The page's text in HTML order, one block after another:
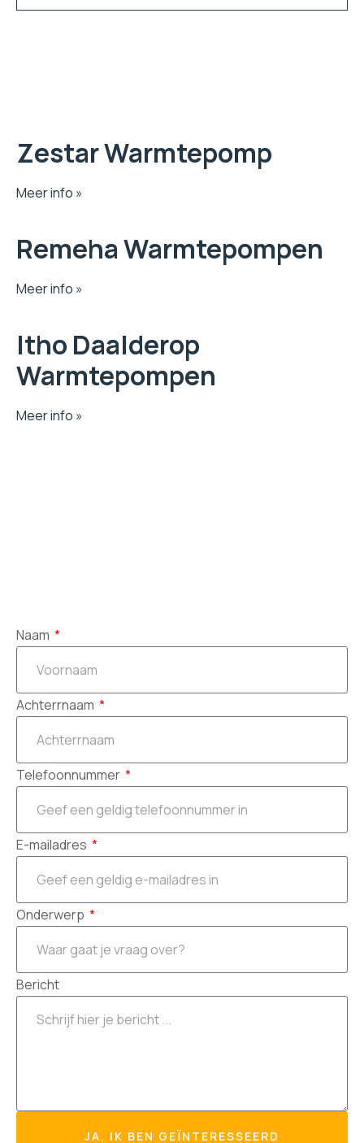
Zestar Warmtepomp
Meer info »
Remeha Warmtepompen
Meer info »
Itho Daalderop
Warmtepompen
Meer info »
Naam
Achterrnaam
Telefoonnummer
E-mailadres
Onderwerp
Bericht
JA, IK BEN GEÏNTERESSEERD